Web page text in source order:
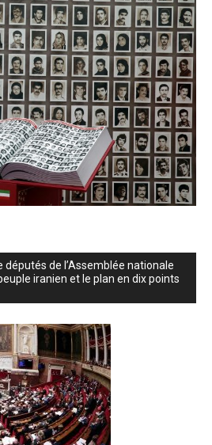
députés de l’Assemblée nationale
iranien et le plan en dix points